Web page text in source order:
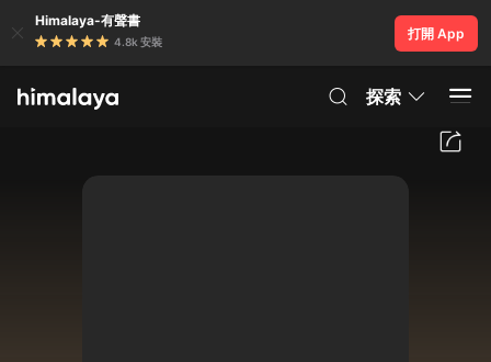
Himalaya-有聲書
4.8k 安裝
打開 App
探索